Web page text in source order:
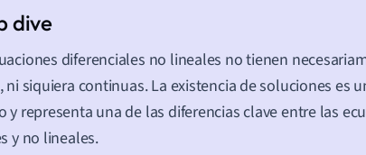
diferenciales no lineales no tienen
ni siquiera continuas. La existencia de soluciones es
y representa una de las diferencias clave entre las
y no lineales.